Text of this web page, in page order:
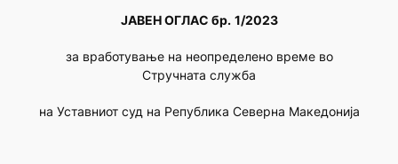
ЈАВЕН ОГЛАС бр. 1/2023
за вработување на неопределено време во
Стручната служба
на Уставниот суд на Република Северна Македонија